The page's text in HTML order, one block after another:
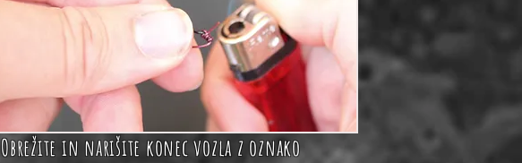
Obrežite in narišite konec vozla z oznako